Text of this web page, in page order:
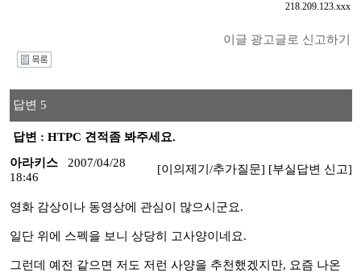
218.209.123.xxx
이글 광고글로 신고하기
답변 5
답변 : HTPC 견적좀 봐주세요.
아라키스
2007/04/28
18:46
[이의제기/추가질문] [부실답변 신고]
영화 감상이나 동영상에 관심이 많으시군요.
일단 위에 스펙을 보니 상당히 고사양이네요.
그런데 예전 같으면 저도 저런 사양을 추천했겠지만, 요즘 나온